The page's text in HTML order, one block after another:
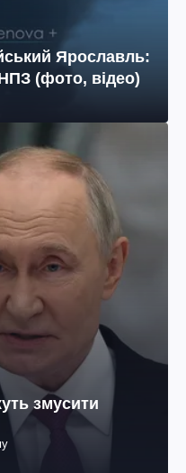
Ярославль:
(фото, відео)
змусити